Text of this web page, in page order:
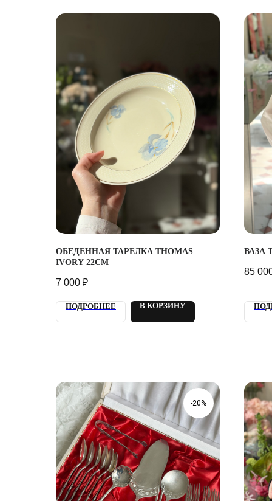
ОБЕДЕННАЯ ТАРЕЛКА THOMAS
IVORY 22СМ
7 000 ₽
ПОДРОБНЕЕ В КОРЗИНУ
ВАЗА
85
-20%